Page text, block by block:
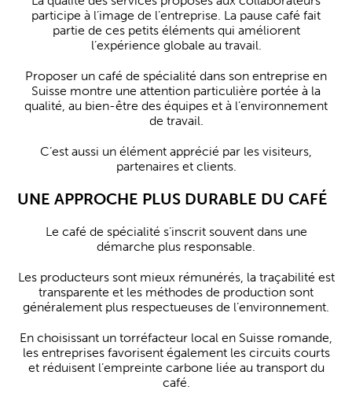
participe à l’image de l’entreprise. La pause café fait
partie de ces petits éléments qui améliorent
l’expérience globale au travail.
Proposer un café de spécialité dans son entreprise en
Suisse montre une attention particulière portée à la
qualité, au bien-être des équipes et à l’environnement
de travail.
C’est aussi un élément apprécié par les visiteurs,
partenaires et clients.
UNE APPROCHE PLUS DURABLE DU CAFÉ
Le café de spécialité s’inscrit souvent dans une
démarche plus responsable.
Les producteurs sont mieux rémunérés, la traçabilité est
transparente et les méthodes de production sont
généralement plus respectueuses de l’environnement.
En choisissant un torréfacteur local en Suisse romande,
les entreprises favorisent également les circuits courts
et réduisent l’empreinte carbone liée au transport du
café.